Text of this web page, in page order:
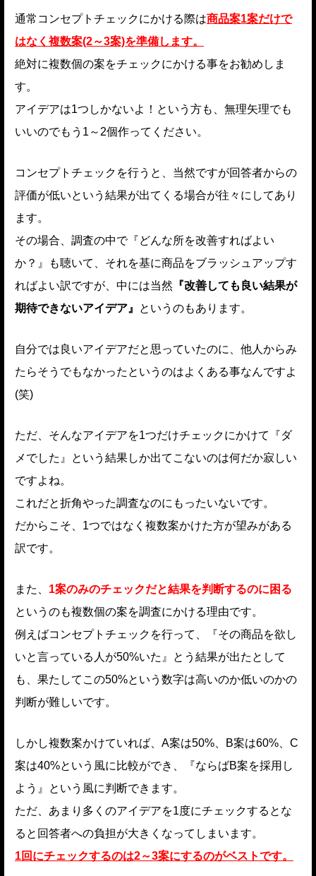
通常コンセプトチェックにかける際は商品案1案だけで
はなく複数案(2～3案)を準備します。
絶対に複数個の案をチェックにかける事をお勧めしま
す。
アイデアは1つしかないよ！という方も、無理矢理でも
いいのでもう1～2個作ってください。
コンセプトチェックを行うと、当然ですが回答者からの
評価が低いという結果が出てくる場合が往々にしてあり
ます。
その場合、調査の中で『どんな所を改善すればよい
か？』も聴いて、それを基に商品をブラッシュアップす
ればよい訳ですが、中には当然 『改善しても良い結果が
期待できないアイデア』
というのもあります。
自分では良いアイデアだと思っていたのに、他人からみ
たらそうでもなかったというのはよくある事なんですよ
(笑)
ただ、そんなアイデアを1つだけチェックにかけて『ダ
メでした』という結果しか出てこないのは何だか寂しい
ですよね。
これだと折角やった調査なのにもったいないです。
だからこそ、1つではなく複数案かけた方が望みがある
訳です。
また、 1案のみのチェックだと結果を判断するのに困る
というのも複数個の案を調査にかける理由です。
例えばコンセプトチェックを行って、『その商品を欲し
いと言っている人が50%いた』とう結果が出たとして
も、果たしてこの50%という数字は高いのか低いのかの
判断が難しいです。
しかし複数案かけていれば、A案は50%、B案は60%、C
案は40%という風に比較ができ、『ならばB案を採用し
よう』という風に判断できます。
ただ、あまり多くのアイデアを1度にチェックするとな
ると回答者への負担が大きくなってしまいます。
1回にチェックするのは2～3案にするのがベストです。